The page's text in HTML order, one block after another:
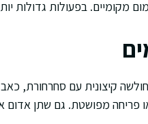
מקומיים. בפעולות גדולות
קיצונית עם סחרחורת,
מפושטת. גם שתן אדום או